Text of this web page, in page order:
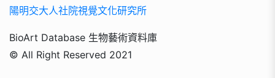
陽明交大人社院視覺文化研究所
BioArt Database 生物藝術資料庫
© All Right Reserved 2021